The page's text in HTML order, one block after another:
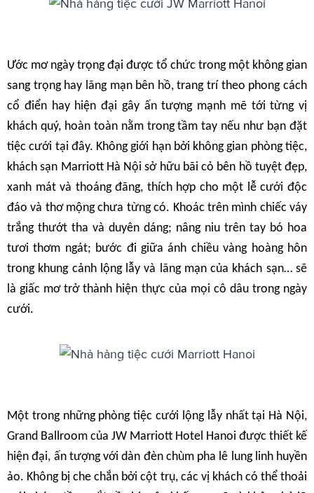
Ước mơ ngày trọng đại được tổ chức trong một không gian
sang trọng hay lãng mạn bên hồ, trang trí theo phong cách
cổ điển hay hiện đại gây ấn tượng mạnh mẽ tới từng vị
khách quý, hoàn toàn nằm trong tầm tay nếu như bạn đặt
tiệc cưới tại đây. Không giới hạn bởi không gian phòng tiệc,
khách sạn Marriott Hà Nội sở hữu bãi cỏ bên hồ tuyệt đẹp,
xanh mát và thoáng đãng, thích hợp cho một lễ cưới độc
đáo và thơ mộng chưa từng có. Khoác trên mình chiếc váy
trắng thướt tha và duyên dáng; nâng niu trên tay bó hoa
tươi thơm ngát; bước đi giữa ánh chiều vàng hoàng hôn
trong khung cảnh lộng lẫy và lãng mạn của khách sạn… sẽ
là giấc mơ trở thành hiện thực của mọi cô dâu trong ngày
cưới.
Một trong những phòng tiệc cưới lộng lẫy nhất tại Hà Nội,
Grand Ballroom của JW Marriott Hotel Hanoi được thiết kế
hiện đại, ấn tượng với dàn đèn chùm pha lê lung linh huyền
ảo. Không bị che chắn bởi cột trụ, các vị khách có thể thoải